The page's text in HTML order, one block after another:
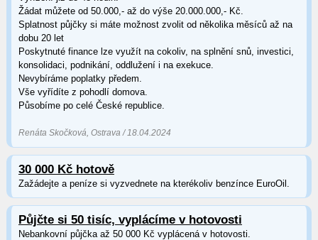
Žádat můžete od 50.000,- až do výše 20.000.000,- Kč.
Splatnost půjčky si máte možnost zvolit od několika měsíců až na
dobu 20 let
Poskytnuté finance lze využít na cokoliv, na splnění snů, investici,
konsolidaci, podnikání, oddlužení i na exekuce.
Nevybíráme poplatky předem.
Vše vyřídíte z pohodlí domova.
Působíme po celé České republice.
Renáta Skočková, Ostrava / 18.04.2024
30 000 Kč hotově
Zažádejte a peníze si vyzvednete na kterékoliv benzínce EuroOil.
Půjčte si 50 tisíc, vyplácíme v hotovosti
Nebankovní půjčka až 50 000 Kč vyplácená v hotovosti.